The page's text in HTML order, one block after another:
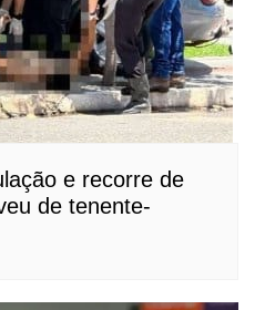
e recorre de
de tenente-